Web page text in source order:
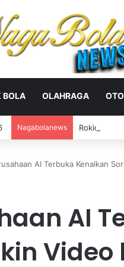
BOLA OLAHRAGA
Nagabolanews Rokid AI
AI Terbuka Kenalkan
AI